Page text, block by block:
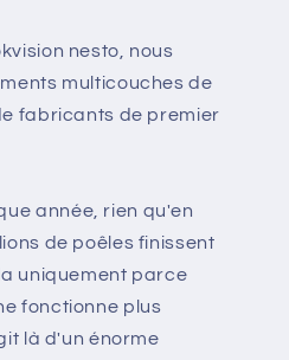
nesto, nous
multicouches de
fabricants de premier
année, rien qu'en
de poêles finissent
uniquement parce
fonctionne plus
là d'un énorme